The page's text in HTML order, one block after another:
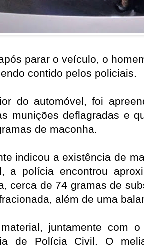
parar o veículo, o
contido pelos policiais.
do automóvel, foi
munições deflagradas e
de maconha.
indicou a existência de
a polícia encontrou
cerca de 74 gramas de
além de uma
juntamente com
de Polícia Civil. O